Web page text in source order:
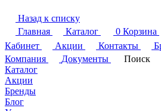
Назад к списку
Главная
Каталог 0 Корзина
Кабинет
Акции Контакты
Компания
Документы Поиск
Каталог
Акции
Бренды
Блог